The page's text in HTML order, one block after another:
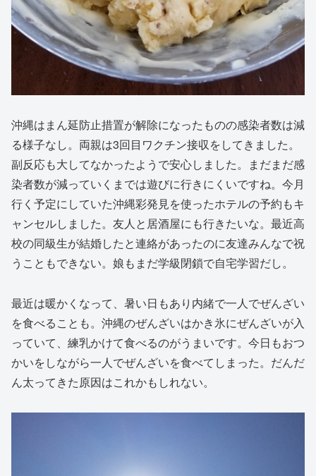
沖縄はまん延防止措置が解除になったものの感染者数は減
る様子なし。両親は3回目ワクチン接収をしてきました。
副反応も大してなかったようで安心しました。まだまだ感
染者数が減っていくまでは遊びに行きにくいですね。今月
行く予定にしていた沖縄彩発見を使ったホテルの予約もキ
ャンセルしました。友人と居酒屋にも行きたいな。最近高
校の同級生が結婚したと連絡があったのに友達みんなで祝
うこともできない。娘もまだ学級閉鎖で自宅学習だし。
最近は暖かくなって、暑い日もあり内緒で一人でぜんざい
を食べることも。沖縄のぜんざいはかき氷にぜんざいが入
っていて、練乳かけて食べるのがうまいです。今日もおつ
かいをしながら一人でぜんざいを食べてしまった。だんだ
ん太ってきた原因はこれかもしれない。